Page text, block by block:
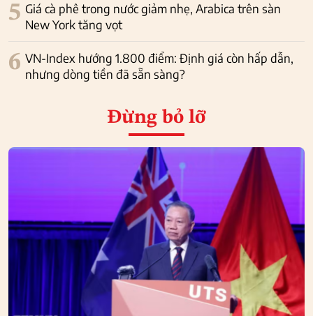
5 Giá cà phê trong nước giảm nhẹ, Arabica trên sàn
New York tăng vọt
6 VN-Index hướng 1.800 điểm: Định giá còn hấp dẫn,
nhưng dòng tiền đã sẵn sàng?
Đừng bỏ lỡ